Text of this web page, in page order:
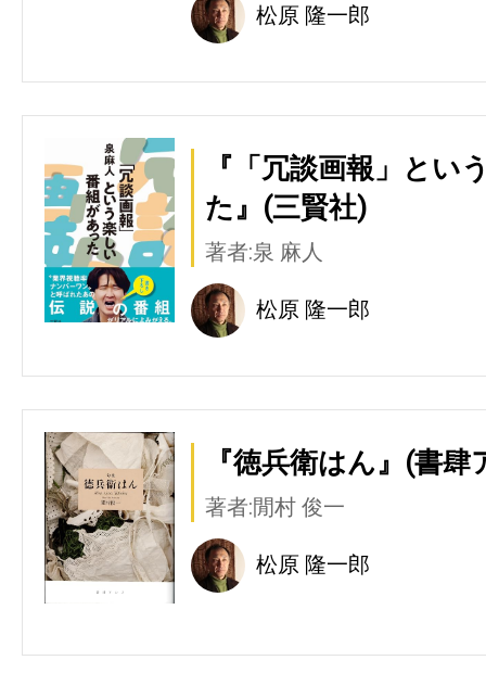
松原 隆一郎
『「冗談画報」とい
た』(三賢社)
著者:泉 麻人
松原 隆一郎
『徳兵衛はん』(書肆
著者:閒村 俊一
松原 隆一郎